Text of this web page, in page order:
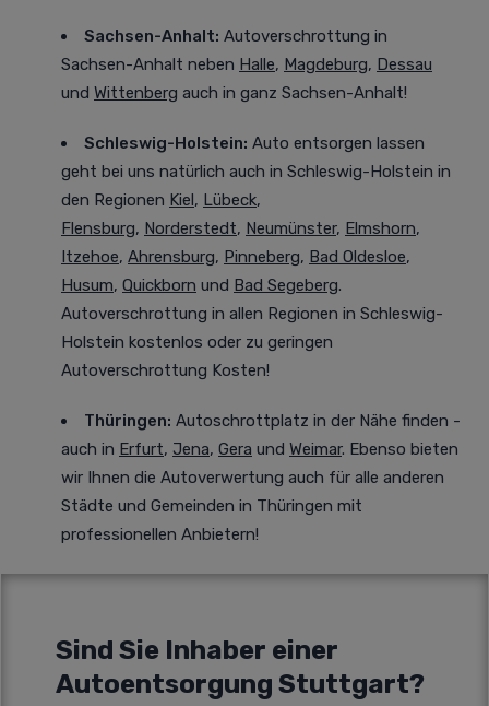
Sachsen-Anhalt: Autoverschrottung in
Sachsen-Anhalt neben Halle, Magdeburg, Dessau
und Wittenberg auch in ganz Sachsen-Anhalt!
Schleswig-Holstein: Auto entsorgen lassen
geht bei uns natürlich auch in Schleswig-Holstein in
den Regionen Kiel, Lübeck,
Flensburg, Norderstedt, Neumünster, Elmshorn,
Itzehoe, Ahrensburg, Pinneberg, Bad Oldesloe,
Husum, Quickborn und Bad Segeberg.
Autoverschrottung in allen Regionen in Schleswig-
Holstein kostenlos oder zu geringen
Autoverschrottung Kosten!
Thüringen: Autoschrottplatz in der Nähe finden -
auch in Erfurt, Jena, Gera und Weimar. Ebenso bieten
wir Ihnen die Autoverwertung auch für alle anderen
Städte und Gemeinden in Thüringen mit
professionellen Anbietern!
Sind Sie Inhaber einer
Autoentsorgung Stuttgart?